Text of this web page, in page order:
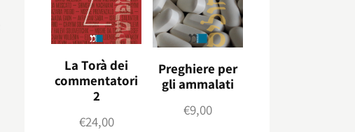
La Torà dei
commentatori
2
€24,00
Preghiere per
gli ammalati
€9,00